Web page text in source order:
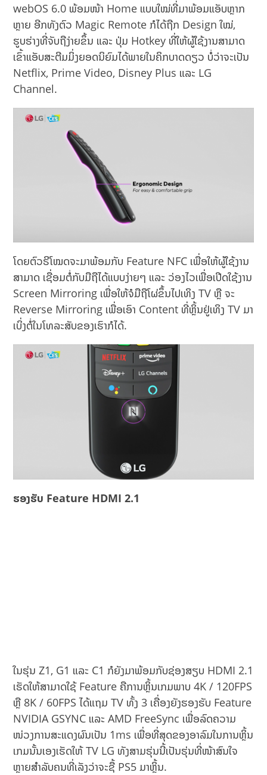
webOS 6.0 ພ້ອມໜ້າ Home ແບບໃໝ່ທີ່ມາພ້ອມແອັບຫຼາກ
ຫຼາຍ ອີກທັງຕົວ Magic Remote ກໍໄດ້ຖືກ Design ໃໝ່,
ຮູບຮ່າງທີ່ຈັບຖືງ່າຍຂຶ້ນ ແລະ ປຸ່ມ Hotkey ທີ່ໃຫ້ຜູ້ໃຊ້ງານສາມາດ
ເຂົ້າແອັບສະຕີມມິ່ງຍອດນິຍົມໄດ້ພາຍໃນຄິກບາດດຽວ ບໍ່ວ່າຈະເປັນ
Netflix, Prime Video, Disney Plus ແລະ LG
Channel.
ໂດຍຕົວຣີໂໝດຈະມາພ້ອມກັບ Feature NFC ເພື່ອໃຫ້ຜູ້ໃຊ້ງານ
ສາມາດ ເຊື່ອມຕໍ່ກັບມືຖືໄດ້ແບບງ່າຍໆ ແລະ ວ່ອງໄວເພື່ອເປີດໃຊ້ງານ
Screen Mirroring ເພື່ອໃຫ້ຈໍມືຖືໂຜ່ຂຶ້ນໄປເທິງ TV ຫຼື ຈະ
Reverse Mirroring ເພື່ອເອົາ Content ທີ່ຫຼິ້ນຢູ່ເທິງ TV ມາ
ເບິ່ງຕໍ່ໃນໂທລະສັບຂອງເຮົາກໍໄດ້.
ຮອງຮັບ Feature HDMI 2.1
ໃນຮຸ່ນ Z1, G1 ແລະ C1 ກໍຍັງມາພ້ອມກັບຊ່ອງສຽບ HDMI 2.1
ເຮັດໃຫ້ສາມາດໃຊ້ Feature ຄືການຫຼິ້ນເກມພາບ 4K / 120FPS
ຫຼື 8K / 60FPS ໄດ້ແຖມ TV ທັ້ງ 3 ເຄື່ອງຍັງຮອງຮັບ Feature
NVIDIA GSYNC ແລະ AMD FreeSync ເພື່ອລົດຄວາມ
ໜ່ວງການສະແດງຜົນເປັນ 1ms ເພື່ອທີ່ສຸດຂອງອາລົມໃນການຫຼິ້ນ
ເກມນັ້ນເອງເຮັດໃຫ້ TV LG ທັງສາມຮຸ່ນນີ້ເປັນຮຸ່ນທີ່ໜ້າສົນໃຈ
ຫຼາຍສຳລັບຄນທີ່ເລັງວ່າຈະຊື້ PS5 ມາຫຼິ້ນ.